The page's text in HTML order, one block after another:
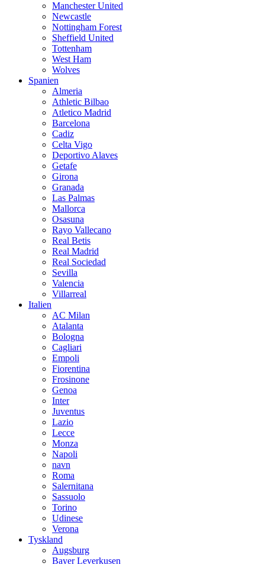
Manchester United
Newcastle
Nottingham Forest
Sheffield United
Tottenham
West Ham
Wolves
Spanien
Almeria
Athletic Bilbao
Atletico Madrid
Barcelona
Cadiz
Celta Vigo
Deportivo Alaves
Getafe
Girona
Granada
Las Palmas
Mallorca
Osasuna
Rayo Vallecano
Real Betis
Real Madrid
Real Sociedad
Sevilla
Valencia
Villarreal
Italien
AC Milan
Atalanta
Bologna
Cagliari
Empoli
Fiorentina
Frosinone
Genoa
Inter
Juventus
Lazio
Lecce
Monza
Napoli
navn
Roma
Salernitana
Sassuolo
Torino
Udinese
Verona
Tyskland
Augsburg
Bayer Leverkusen